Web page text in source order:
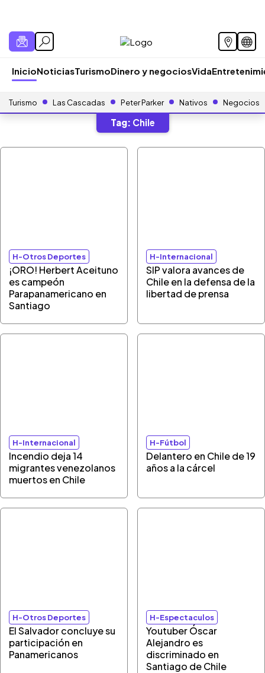
InicioNoticiasTurismoDinero y negociosVida
Turismo Las Cascadas Peter Parker Nativos Negocios
Tag: Chile
H-Otros Deportes
¡ORO! Herbert Aceituno
es campeón
Parapanamericano en
Santiago
H-Internacional
SIP valora avances de
Chile en la defensa de la
libertad de prensa
H-Internacional
Incendio deja 14
migrantes venezolanos
muertos en Chile
H-Fútbol
Delantero en Chile de 19
años a la cárcel
H-Otros Deportes
El Salvador concluye su
participación en
Panamericanos
H-Espectaculos
Youtuber Óscar
Alejandro es
discriminado en
Santiago de Chile